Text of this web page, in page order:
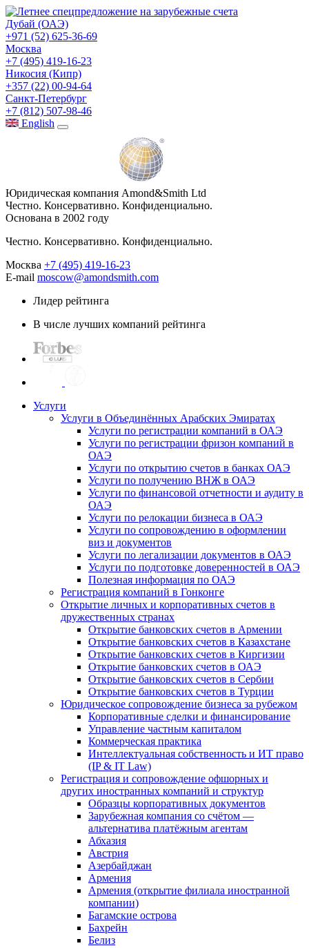
Дубай (ОАЭ)
+971 (52) 625-36-69
Москва
+7 (495) 419-16-23
Никосия (Кипр)
+357 (22) 00-94-64
Санкт-Петербург
+7 (812) 507-98-46
English
Юридическая компания Amond&Smith Ltd
Честно. Консервативно. Конфиденциально.
Основана в 2002 году
Честно. Консервативно. Конфиденциально.
Москва +7 (495) 419-16-23
E-mail moscow@amondsmith.com
Лидер рейтинга
В числе лучших компаний рейтинга
Услуги
Услуги в Объединённых Арабских Эмиратах
Услуги по регистрации компаний в ОАЭ
Услуги по регистрации фризон компаний в
ОАЭ
Услуги по открытию счетов в банках ОАЭ
Услуги по получению ВНЖ в ОАЭ
Услуги по финансовой отчетности и аудиту в
ОАЭ
Услуги по релокации бизнеса в ОАЭ
Услуги по сопровождению в оформлении
виз и документов
Услуги по легализации документов в ОАЭ
Услуги по подготовке доверенностей в ОАЭ
Полезная информация по ОАЭ
Регистрация компаний в Гонконге
Открытие личных и корпоративных счетов в
дружественных странах
Открытие банковских счетов в Армении
Открытие банковских счетов в Казахстане
Открытие банковских счетов в Киргизии
Открытие банковских счетов в ОАЭ
Открытие банковских счетов в Сербии
Открытие банковских счетов в Турции
Юридическое сопровождение бизнеса за рубежом
Корпоративные сделки и финансирование
Управление частным капиталом
Коммерческая практика
Интеллектуальная собственность и ИТ право
(IP & IT Law)
Регистрация и сопровождение офшорных и
других иностранных компаний и структур
Образцы корпоративных документов
Зарубежная компания со счётом —
альтернатива платёжным агентам
Абхазия
Австрия
Азербайджан
Армения
Армения (открытие филиала иностранной
компании)
Багамские острова
Бахрейн
Белиз